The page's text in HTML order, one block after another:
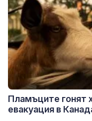
Пламъците гонят
евакуация в